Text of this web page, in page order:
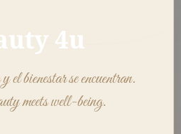
4u
bienestar se encuentran.
meets well-being.